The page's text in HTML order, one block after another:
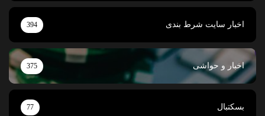
اخبار سایت شرط بندی 394
اخبار و حواشی 375
بسکتبال 77